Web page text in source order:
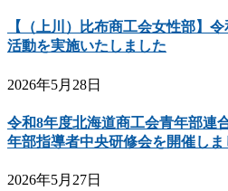
【（上川）比布商工会女性部】
活動を実施いたしました
2026年5月28日
令和8年度北海道商工会青年部連
年部指導者中央研修会を開催しま
2026年5月27日